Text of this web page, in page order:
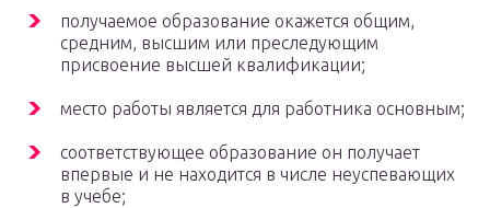
получаемое образование окажется общим,
средним, высшим или преследующим
присвоение высшей квалификации;
место работы является для работника основным;
соответствующее образование он получает
впервые и не находится в числе неуспевающих
в учебе;